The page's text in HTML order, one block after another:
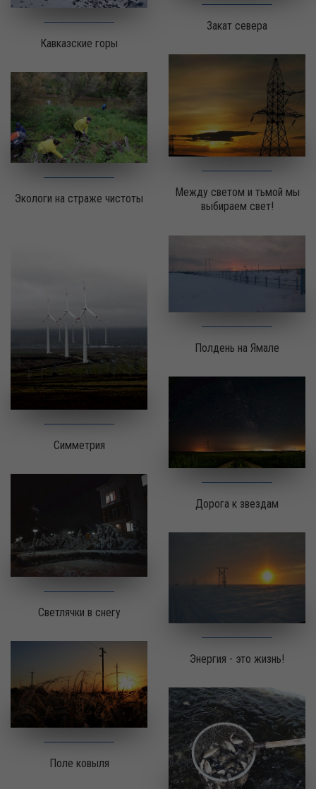
Закат севера
Между светом и тьмой мы
выбираем свет!
Кавказские горы
Полдень на Ямале
Экологи на страже чистоты
Дорога к звездам
Симметрия
Энергия - это жизнь!
Светлячки в снегу
Поле ковыля